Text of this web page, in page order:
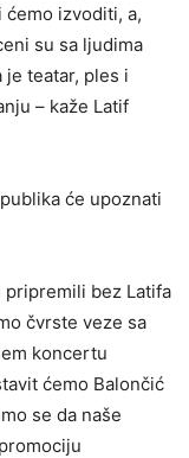
izvoditi, a,
su sa ljudima
teatar, ples i
– kaže Latif
će upoznati
bez Latifa
čvrste veze sa
koncertu
ćemo Balončić
se da naše